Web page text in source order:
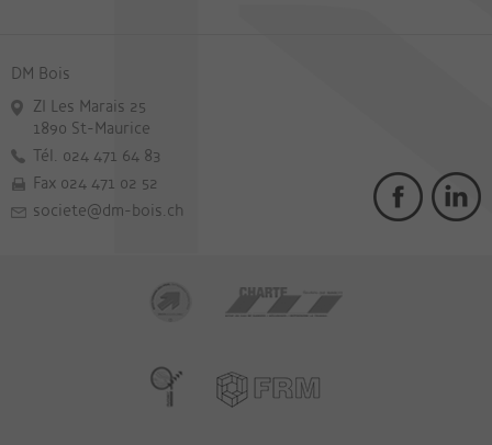
DM Bois
ZI Les Marais 25
1890 St-Maurice
Tél. 024 471 64 83
Fax 024 471 02 52
societe@dm-bois.ch